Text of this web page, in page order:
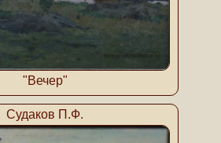
"Вечер"
Судаков П.Ф.